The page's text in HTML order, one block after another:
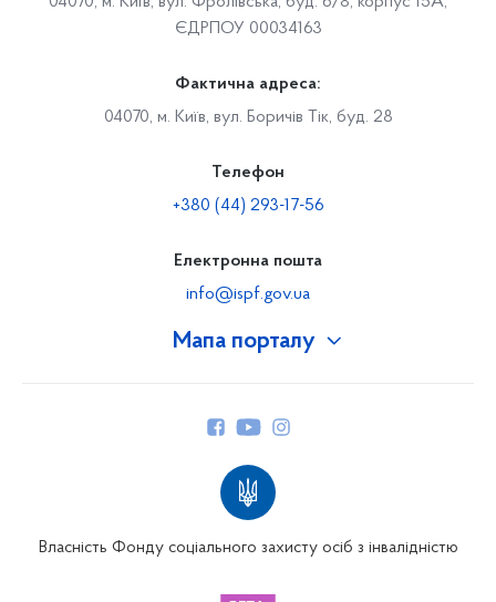
Мапа порталу
ЄДРПОУ 00034163
Фактична адреса:
04070, м. Київ, вул. Боричів Тік, буд. 28
Телефон
+380 (44) 293-17-56
Електронна пошта
info@ispf.gov.ua
Власність Фонду соціального захисту осіб з інвалідністю